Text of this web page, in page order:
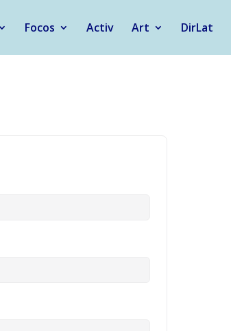
Focos Activ Art DirLat